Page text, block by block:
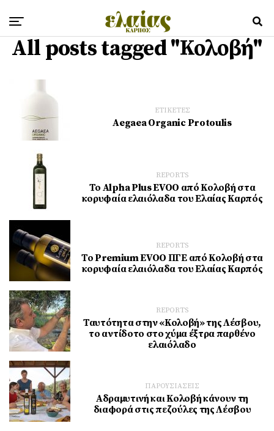
All posts tagged "Κολοβή"
ΕΤΙΚΕΤΕΣ
Aegaea Organic Protoulis
REPORTS
Το Alpha Plus EVOO από Κολοβή στα
κορυφαία ελαιόλαδα του Ελαίας Καρπός
REPORTS
Το Premium EVOO ΠΓΕ από Κολοβή στα
κορυφαία ελαιόλαδα του Ελαίας Καρπός
REPORTS
Ταυτότητα στην «Κολοβή» της Λέσβου,
το αντίδοτο στο χύμα έξτρα παρθένο
ελαιόλαδο
ΠΑΡΟΥΣΙΑΣΕΙΣ
Αδραμυτινή και Κολοβή κάνουν τη
διαφορά στις πεζούλες της Λέσβου